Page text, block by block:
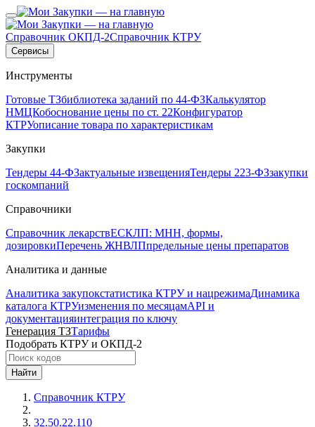
Справочник ОКПД-2Справочник КТРУ
Сервисы
Инструменты
Готовые ТЗбиблиотека заданий по 44-ФЗКалькулятор
НМЦКобоснование цены по ст. 22Конфигуратор
КТРУописание товара по характеристикам
Закупки
Тендеры 44-ФЗактуальные извещенияТендеры 223-ФЗзакупки
госкомпаний
Справочники
Справочник лекарствЕСКЛП: МНН, формы,
дозировкиПеречень ЖНВЛПпредельные цены препаратов
Аналитика и данные
Аналитика закупокстатистика КТРУ и нацрежимаДинамика
каталога КТРУизменения по месяцамAPI и
документацияинтеграция по ключу
Генерация ТЗТарифы
Подобрать КТРУ и ОКПД-2
Найти
Справочник КТРУ
32.50.22.110